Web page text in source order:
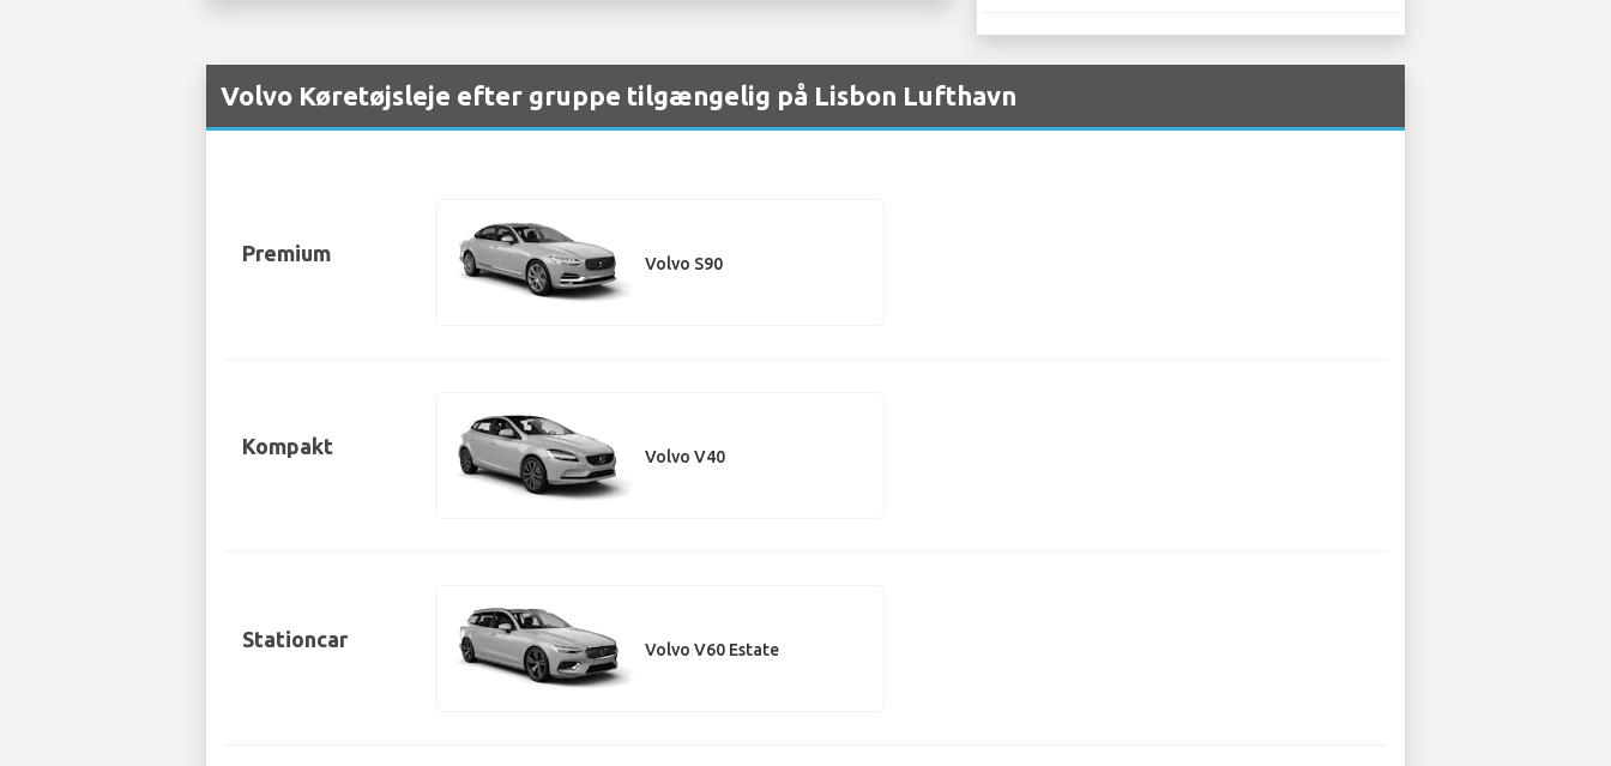
Volvo Køretøjsleje efter gruppe tilgængelig på Lisbon Lufthavn
Premium Volvo S90
Kompakt Volvo V40
Stationcar Volvo V60 Estate